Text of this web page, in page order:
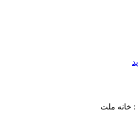
خانه ملت